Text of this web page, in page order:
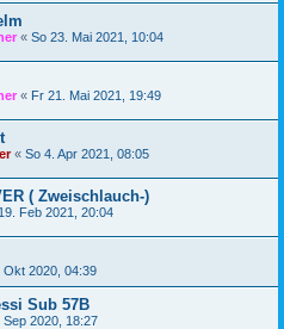
« So 23. Mai 2021, 10:04
« Fr 21. Mai 2021, 19:49
« So 4. Apr 2021, 08:05
( Zweischlauch-)
Feb 2021, 20:04
Okt 2020, 04:39
Sub 57B
Sep 2020, 18:27